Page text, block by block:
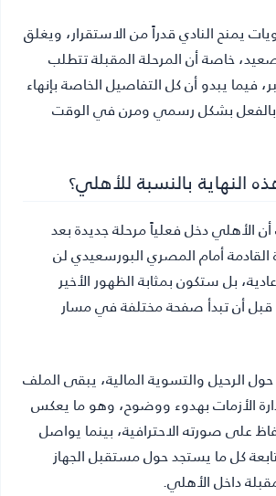
يمنح النادي قدراً من الاستقرار، ويغلق
خاصة أن المرحلة المقبلة تتطلب
فيما يبدو أن كل التفاصيل الخاصة بإنهاء
بشكل رسمي ومرن في الوقت
النهاية بالنسبة للأهلي؟
الأهلي دخل فعلياً مرحلة جديدة بعد
القادمة أمام المصري البورسعيدي لن
بل ستكون بمثابة الظهور الأخير
قبل أن تبدأ صفحة مختلفة في مسار
الرحيل والتسوية المالية، يبقى الملف
الأزمات بهدوء ووضوح، وهو ما يعكس
على صورته الاحترافية، بينما يواصل
كل ما يستجد حول مستقبل الجهاز
داخل الأهلي.